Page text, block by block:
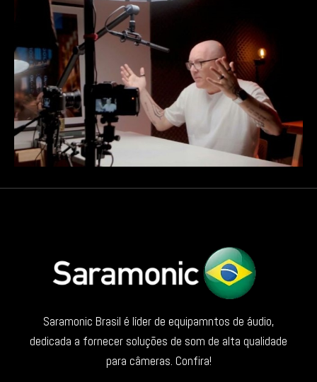
Saramonic Brasil é líder de equipamntos de áudio,
dedicada a fornecer soluções de som de alta qualidade
para câmeras. Confira!